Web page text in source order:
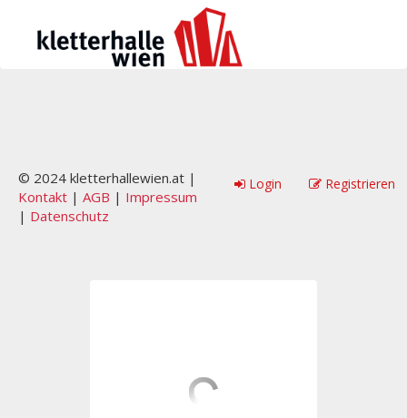
Login Registrieren
© 2024 kletterhallewien.at |
Kontakt | AGB | Impressum
| Datenschutz